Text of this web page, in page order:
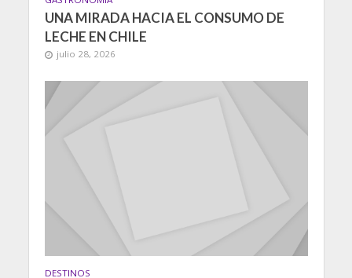
UNA MIRADA HACIA EL CONSUMO DE
LECHE EN CHILE
julio 28, 2026
DESTINOS